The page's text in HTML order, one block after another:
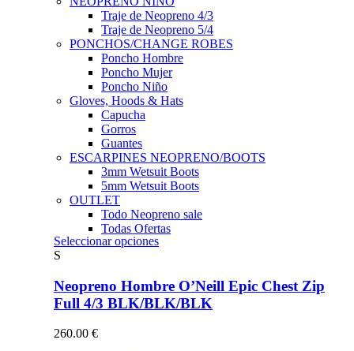
Traje de Neopreno 4/3
Traje de Neopreno 5/4
PONCHOS/CHANGE ROBES
Poncho Hombre
Poncho Mujer
Poncho Niño
Gloves, Hoods & Hats
Capucha
Gorros
Guantes
ESCARPINES NEOPRENO/BOOTS
3mm Wetsuit Boots
5mm Wetsuit Boots
OUTLET
Todo Neopreno sale
Todas Ofertas
Seleccionar opcionesEste
múltiples
variantes.
Las
S
Neopreno Hombre O’Neill Epic Chest Zip
Full 4/3 BLK/BLK/BLK
260.00 €